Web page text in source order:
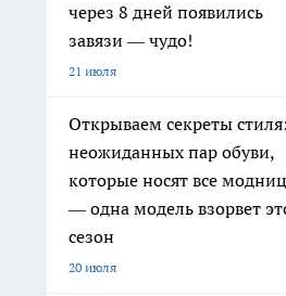
через 8 дней появились
завязи — чудо!
21 июля
Открываем секреты
неожиданных пар обуви,
которые носят все
— одна модель взорвет
сезон
20 июля